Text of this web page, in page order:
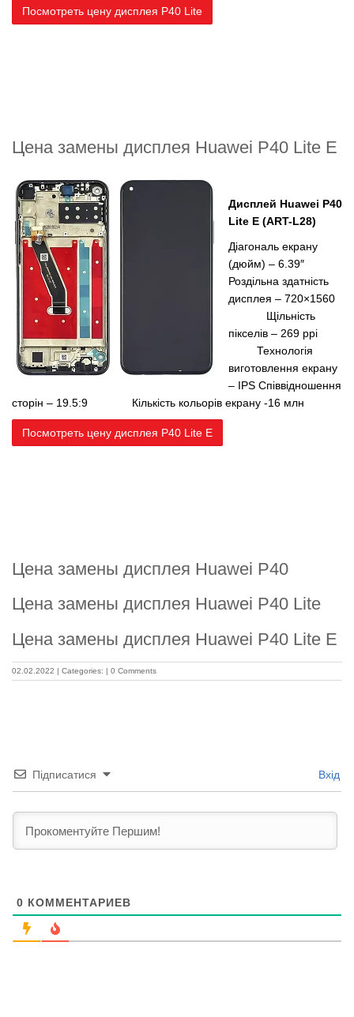
Посмотреть цену дисплея P40 Lite
Цена замены дисплея Huawei P40 Lite E
Дисплей Huawei P40
Lite E (ART-L28)
Діагональ екрану
(дюйм) – 6.39″
Роздільна здатність
дисплея – 720×1560
Щільність
пікселів – 269 ppi
Технологія
виготовлення екрану
– IPS Співвідношення
сторін – 19.5:9
Кількість кольорів екрану -16 млн
Посмотреть цену дисплея P40 Lite E
Цена замены дисплея Huawei P40
Цена замены дисплея Huawei P40 Lite
Цена замены дисплея Huawei P40 Lite E
02.02.2022 | Categories: | 0 Comments
Підписатися Вхід
0 КОММЕНТАРИЕВ